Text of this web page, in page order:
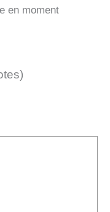
en moment